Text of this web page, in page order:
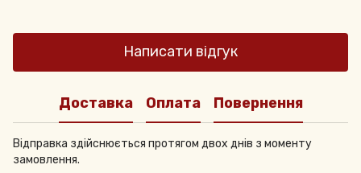
Написати відгук
Доставка Оплата Повернення
Відправка здійснюється протягом двох днів з моменту
замовлення.